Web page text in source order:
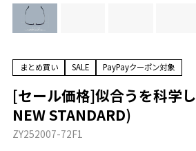
まとめ買い SALE PayPayクーポン対象
[セール価格]似合うを科学
NEW STANDARD)
ZY252007-72F1